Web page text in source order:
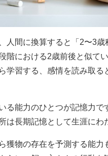
人間に換算すると「2〜3
階における2歳前後と似て
学習する、感情を読み取
る能力のひとつが記憶力
は長期記憶として生涯にわ
獲物の存在を予測する能